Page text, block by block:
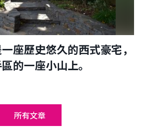
座歷史悠久的西式豪宅，
的一座小山上。
所有文章